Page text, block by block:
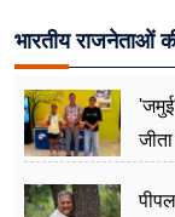
भारतीय राजनेताओं